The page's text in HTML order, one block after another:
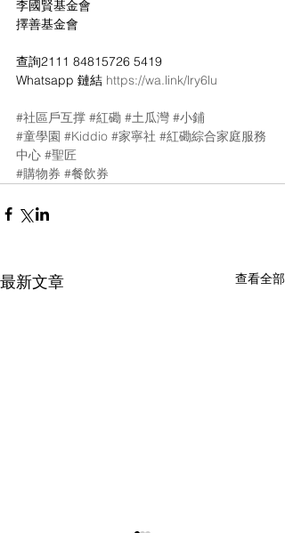
李國賢基金會
擇善基金會
查詢2111 84815726 5419
Whatsapp 鏈結 https://wa.link/lry6lu
#社區戶互撑 #紅磡 #土瓜灣 #小鋪
#童學園 #Kiddio #家寧社 #紅磡綜合家庭服務
中心 #聖匠
#購物券 #餐飲券
最新文章 查看全部